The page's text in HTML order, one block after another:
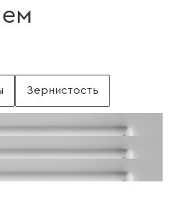
Зернистость